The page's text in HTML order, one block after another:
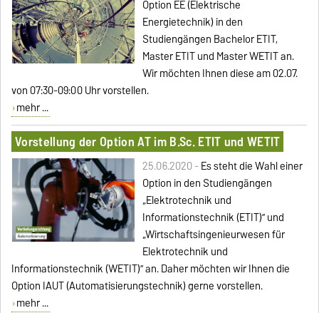
Option EE (Elektrische
Energietechnik) in den
Studiengängen Bachelor ETIT,
Master ETIT und Master WETIT an.
Wir möchten Ihnen diese am 02.07.
von 07:30-09:00 Uhr vorstellen.
mehr ...
Vorstellung der Option AT im B.Sc. ETIT und WETIT
25.06.2020 -Es steht die Wahl einer
Option in den Studiengängen
„Elektrotechnik und
Informationstechnik (ETIT)” und
„Wirtschaftsingenieurwesen für
Elektrotechnik und
Informationstechnik (WETIT)” an. Daher möchten wir Ihnen die
Option IAUT (Automatisierungstechnik) gerne vorstellen.
mehr ...